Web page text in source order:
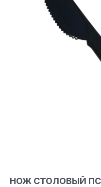
НОЖ СТОЛОВЫЙ